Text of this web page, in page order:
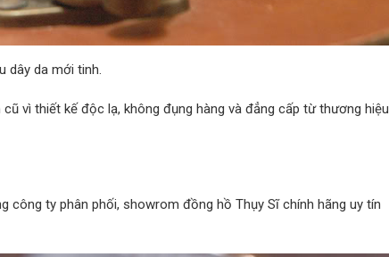
dây da mới tinh.
vì thiết kế độc lạ, không đụng hàng và đẳng cấp từ thương hiệu
công ty phân phối, showrom đồng hồ Thụy Sĩ chính hãng uy tín